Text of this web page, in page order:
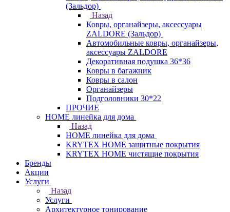
(Зальдор)
Назад
Ковры, органайзеры, аксессуары
ZALDORE (Зальдор)
Автомобильные ковры, органайзеры,
аксессуары ZALDORE
Декоративная подушка 36*36
Ковры в багажник
Ковры в салон
Органайзеры
Подголовники 30*22
ПРОЧИЕ
HOME линейка для дома
Назад
HOME линейка для дома
KRYTEX HOME защитные покрытия
KRYTEX HOME чистящие покрытия
Бренды
Акции
Услуги
Назад
Услуги
Архитектурное тонирование